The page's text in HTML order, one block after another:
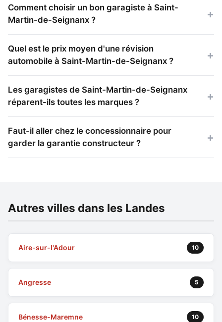
Comment choisir un bon garagiste à Saint-
Martin-de-Seignanx ?
Quel est le prix moyen d'une révision
automobile à Saint-Martin-de-Seignanx ?
Les garagistes de Saint-Martin-de-Seignanx
réparent-ils toutes les marques ?
Faut-il aller chez le concessionnaire pour
garder la garantie constructeur ?
Autres villes dans les Landes
Aire-sur-l'Adour 10
Angresse 5
Bénesse-Maremne 10